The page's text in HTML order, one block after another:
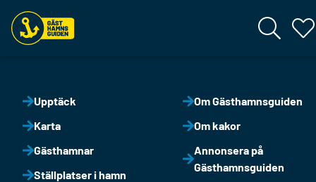
Upptäck
Karta
Gästhamnar
Ställplatser i hamn
Om Gästhamnsguiden
Om kakor
Annonsera på
Gästhamnsguiden